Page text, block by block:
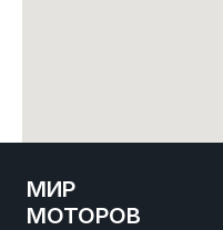
МИР
МОТОРОВ